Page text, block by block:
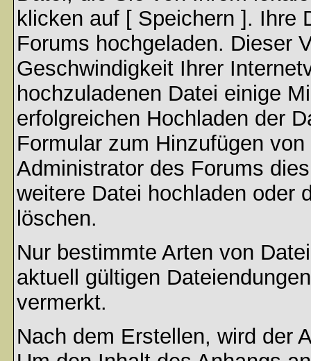
klicken auf [ Speichern ]. Ihre
Forums hochgeladen. Dieser
Geschwindigkeit Ihrer
hochzuladenen Datei einige
erfolgreichen Hochladen der
Formular zum Hinzufügen
Administrator des Forums
weitere Datei hochladen oder
löschen.
Nur bestimmte Arten von
aktuell gültigen
vermerkt.
Nach dem Erstellen, wird der